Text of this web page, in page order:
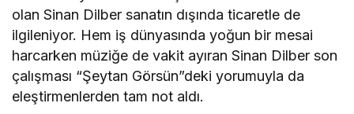
olan Sinan Dilber sanatın dışında ticaretle de
ilgileniyor. Hem iş dünyasında yoğun bir mesai
harcarken müziğe de vakit ayıran Sinan Dilber son
çalışması “Şeytan Görsün”deki yorumuyla da
eleştirmenlerden tam not aldı.